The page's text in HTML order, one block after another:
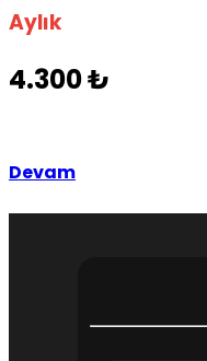
Aylık
4.300 ₺
Devam